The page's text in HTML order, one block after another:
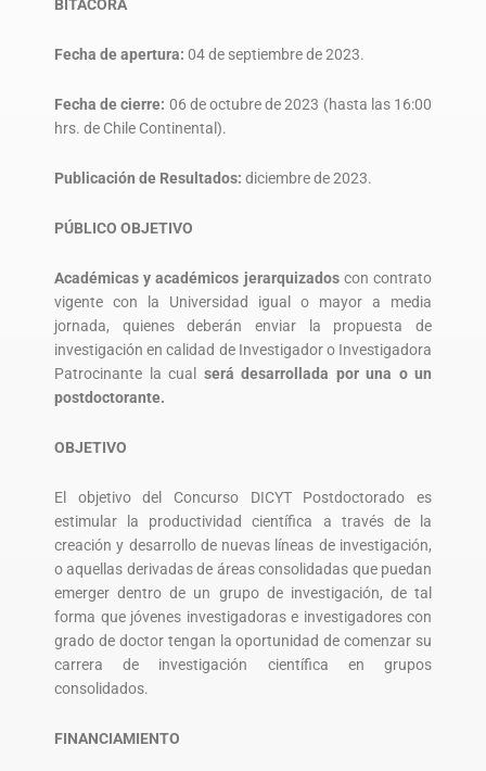
BITÁCORA
Fecha de apertura: 04 de septiembre de 2023.
Fecha de cierre: 06 de octubre de 2023 (hasta las 16:00
hrs. de Chile Continental).
Publicación de Resultados: diciembre de 2023.
PÚBLICO OBJETIVO
Académicas y académicos jerarquizadoscon contrato
vigente con la Universidad igual o mayor a media
jornada, quienes deberán enviar la propuesta de
investigación en calidad de Investigador o Investigadora
Patrocinante la cual será desarrollada por una o un
postdoctorante.
OBJETIVO
El objetivo del Concurso DICYT Postdoctorado es
estimular la productividad científica a través de la
creación y desarrollo de nuevas líneas de investigación,
o aquellas derivadas de áreas consolidadas que puedan
emerger dentro de un grupo de investigación, de tal
forma que jóvenes investigadoras e investigadores con
grado de doctor tengan la oportunidad de comenzar su
carrera de investigación científica en grupos
consolidados.
FINANCIAMIENTO